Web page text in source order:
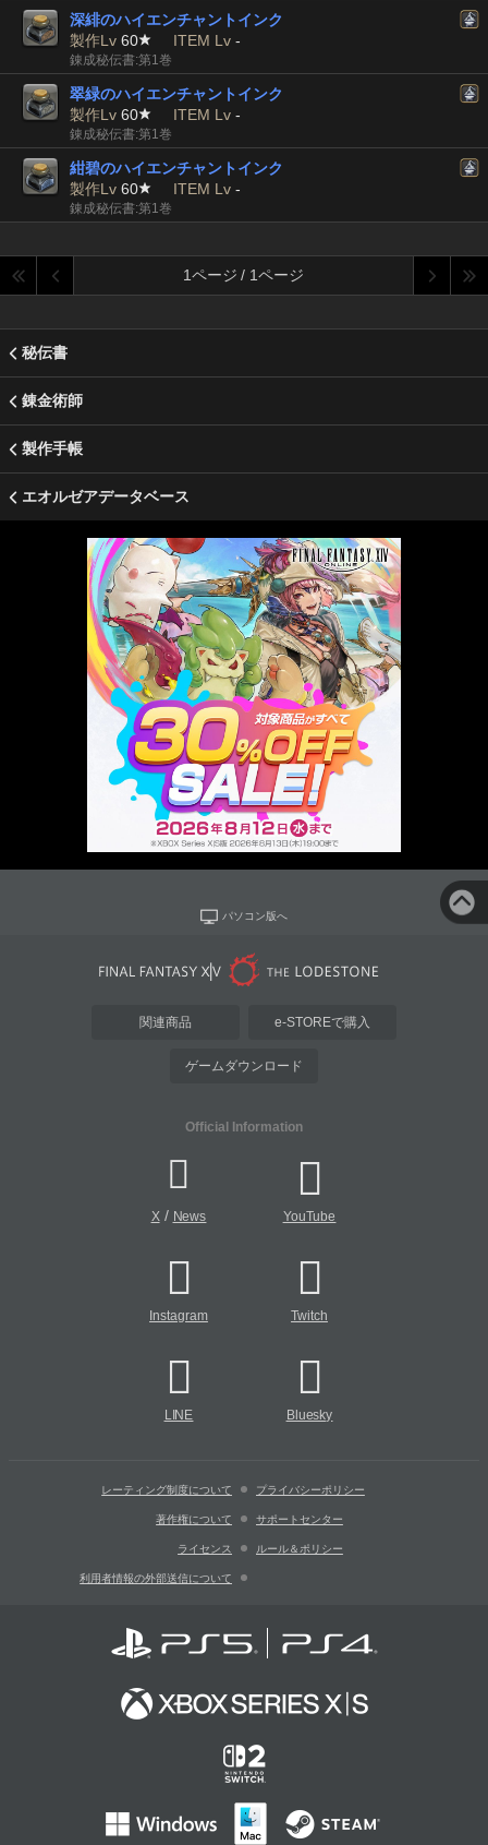
深緋のハイエンチャントインク
製作Lv 60 ITEM Lv -
錬成秘伝書:第1巻
翠緑のハイエンチャントインク
製作Lv 60 ITEM Lv -
錬成秘伝書:第1巻
紺碧のハイエンチャントインク
製作Lv 60 ITEM Lv -
錬成秘伝書:第1巻
1ページ / 1ページ
秘伝書
錬金術師
製作手帳
エオルゼアデータベース
パソコン版へ
関連商品 e-STOREで購入
ゲームダウンロード
Official Information
X/ News YouTube
Instagram Twitch
LINE Bluesky
レーティング制度について プライバシーポリシー
著作権について サポートセンター
ライセンス ルール＆ポリシー
利用者情報の外部送信について